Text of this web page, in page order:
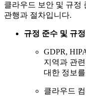
클라우드 보안 및 규정
관행과 절차입니다.
규정 준수 및 규
GDPR,
지역과 관
대한 정보
클라우드